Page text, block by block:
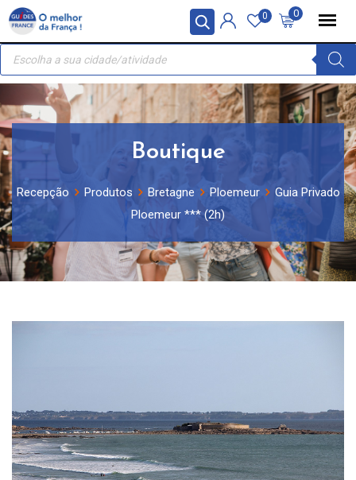
Painel de Gerenciamento de Cookies
Skip
content
0
0
Recherche
produits
Boutique
Recepção Produtos Bretagne Ploemeur
Guia Privado
Ploemeur *** (2h)